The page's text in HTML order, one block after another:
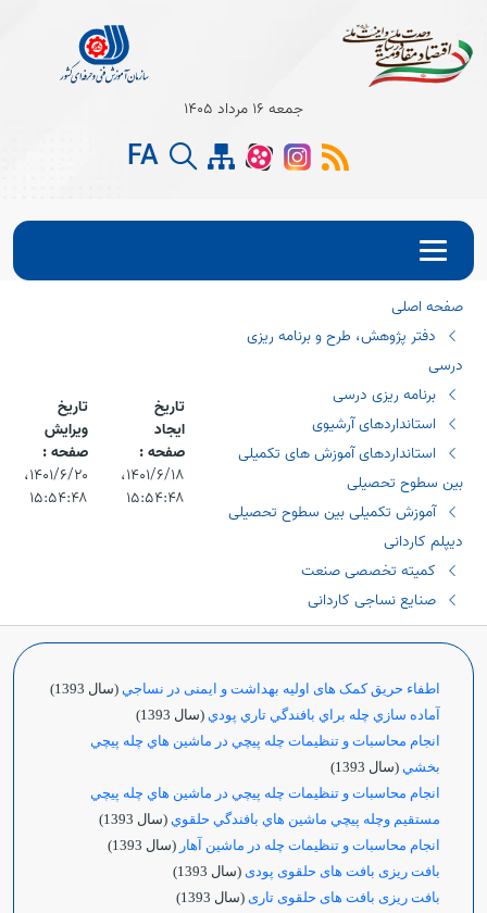
Open
جمعه 16 مرداد 1405
FA
صفحه اصلی
دفتر پژوهش، طرح و برنامه ریزی
درسی
برنامه ریزی درسی
استانداردهای آرشیوی
استانداردهای آموزش های تکمیلی
بین سطوح تحصیلی
آموزش تکمیلی بین سطوح تحصیلی
دیپلم کاردانی
کمیته تخصصی صنعت
صنایع نساجی کاردانی
تاریخ
ایجاد
صفحه :
۱۴۰۱/۶/۱۸،‏
۱۵:۵۴:۴۸
تاریخ
ویرایش
صفحه :
۱۴۰۱/۶/۲۰،‏
۱۵:۵۴:۴۸
اطفاء حریق کمک های اولیه بهداشت و ایمنی در نساجي (سال 1393)
آماده سازي چله براي بافندگي تاري پودي (سال 1393)
انجام محاسبات و تنظيمات چله پيچي در ماشين هاي چله پيچي
بخشي (سال 1393)
انجام محاسبات و تنظيمات چله پيچي در ماشين هاي چله پيچي
مستقيم وچله پيچي ماشين هاي بافندگي حلقوي (سال 1393)
انجام محاسبات و تنظيمات چله در ماشين آهار (سال 1393)
بافت ریزی بافت های حلقوی پودی (سال 1393)
بافت ریزی بافت های حلقوی تاری (سال 1393)